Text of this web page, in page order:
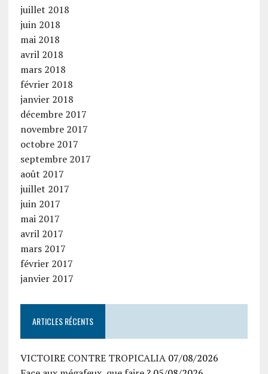
juillet 2018
juin 2018
mai 2018
avril 2018
mars 2018
février 2018
janvier 2018
décembre 2017
novembre 2017
octobre 2017
septembre 2017
août 2017
juillet 2017
juin 2017
mai 2017
avril 2017
mars 2017
février 2017
janvier 2017
ARTICLES RÉCENTS
VICTOIRE CONTRE TROPICALIA 07/08/2026